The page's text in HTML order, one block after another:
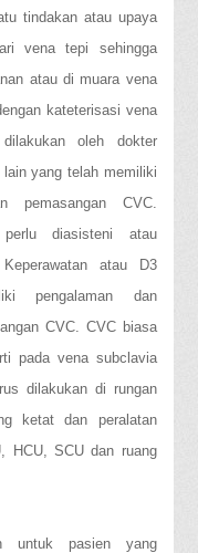
tindakan atau upaya
vena tepi sehingga
atau di muara vena
kateterisasi vena
oleh dokter
yang telah memiliki
pemasangan CVC.
diasisteni atau
atau D3
pengalaman dan
CVC. CVC biasa
pada vena subclavia
dilakukan di rungan
ketat dan peralatan
HCU, SCU dan ruang
untuk pasien yang